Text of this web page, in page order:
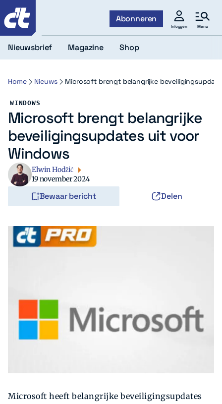
Abonneren
Inloggen Menu
Zoek
Nieuwsbrief Magazine Shop
Home Nieuws Microsoft brengt belangrijke
WINDOWS
Microsoft brengt belangrijke
beveiligingsupdates uit voor
Windows
Elwin Hodžić
19 november 2024
Bewaar bericht Delen
Microsoft heeft belangrijke beveiligingsupdates